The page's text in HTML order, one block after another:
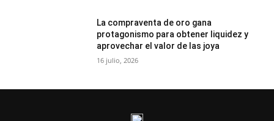
La compraventa de oro gana
protagonismo para obtener liquidez y
aprovechar el valor de las joya
16 julio, 2026